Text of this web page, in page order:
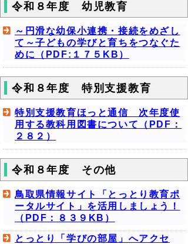
令和８年度 幼児教育
～円滑な幼保小連携・接続をめざし
て～子どもの学びと育ちをつなぐた
めに（PDF:１７５KB）
令和８年度 特別支援教育
特別支援教育ほっと通信 次年度使
用する教科用図書について（PDF：
２８２）
令和８年度 その他
鳥取県情報サイト「とっとり教育ポ
ータルサイト」を活用しましょう！
（PDF：８３９KB）
とっとり「学びの部屋」へアクセ